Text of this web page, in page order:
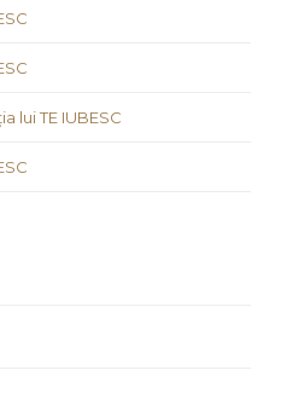
lui TE IUBESC